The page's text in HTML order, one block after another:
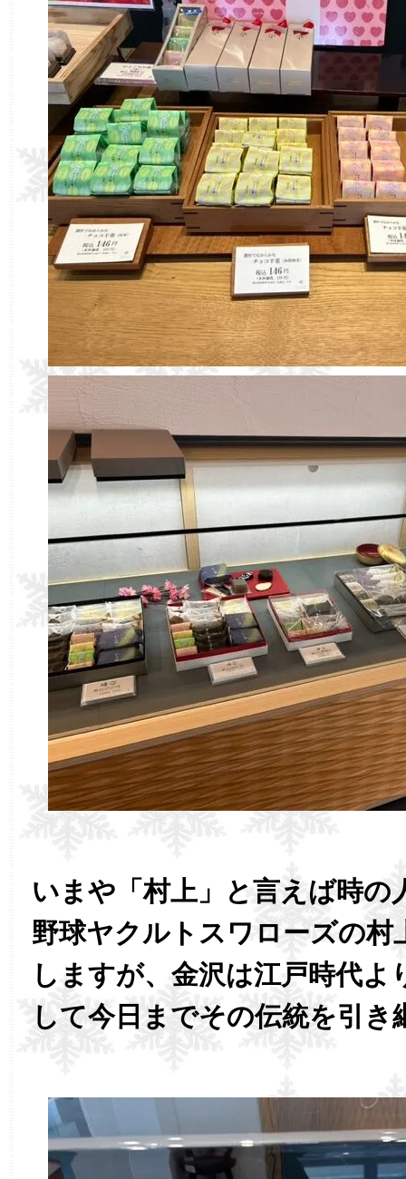
いまや「村上」と言えば時の
野球ヤクルトスワローズの村
しますが、金沢は江戸時代よ
して今日までその伝統を引き